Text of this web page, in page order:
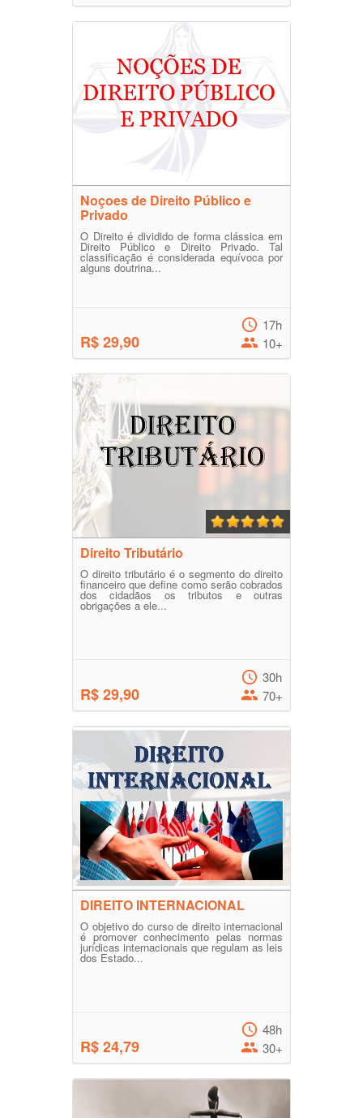
Noçoes de Direito Público e
Privado
O Direito é dividido de forma clássica em
Direito Público e Direito Privado. Tal
classificação é considerada equívoca por
alguns doutrina...
R$ 29,90
17h
10+
Direito Tributário
O direito tributário é o segmento do direito
financeiro que define como serão cobrados
dos cidadãos os tributos e outras
obrigações a ele...
R$ 29,90
30h
70+
DIREITO INTERNACIONAL
O objetivo do curso de direito internacional
é promover conhecimento pelas normas
jurídicas internacionais que regulam as leis
dos Estado...
R$ 24,79
48h
30+